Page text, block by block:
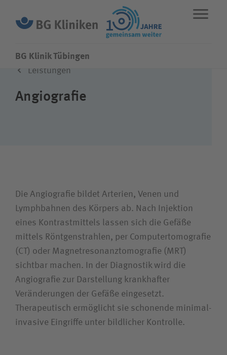
Karriere
Wie können wir Ihnen helfen?
Suchwert
BG Klinik Tübingen
Leistungen
Angiografie
Die Angiografie bildet Arterien, Venen und
Lymphbahnen des Körpers ab. Nach Injektion
eines Kontrastmittels lassen sich die Gefäße
mittels Röntgenstrahlen, per Computer­tomografie
(CT) oder Magnet­resonanz­tomografie (MRT)
sichtbar machen. In der Diagnostik wird die
Angiografie zur Darstellung krankhafter
Veränderungen der Gefäße eingesetzt.
Therapeutisch ermöglicht sie schonende minimal-
invasive Eingriffe unter bildlicher Kontrolle.